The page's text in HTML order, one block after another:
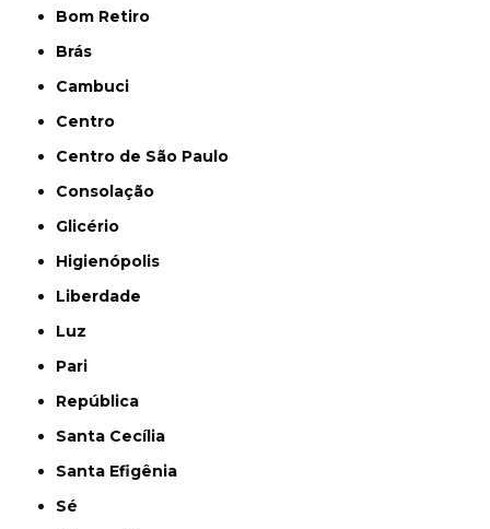
Bom Retiro
Brás
Cambuci
Centro
Centro de São Paulo
Consolação
Glicério
Higienópolis
Liberdade
Luz
Pari
República
Santa Cecília
Santa Efigênia
Sé